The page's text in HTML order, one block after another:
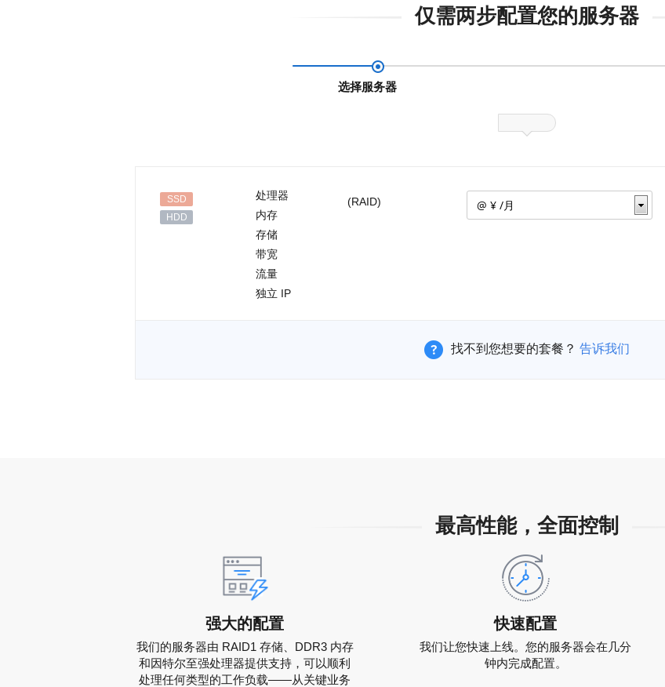
仅需两步配置您的服务器
选择服务器
SSD
HDD
处理器
内存
存储
带宽
流量
独立 IP
(RAID)
找不到您想要的套餐？ 告诉我们
最高性能，全面控制
强大的配置
我们的服务器由 RAID1 存储、DDR3 内存
和因特尔至强处理器提供支持，可以顺利
处理任何类型的工作负载——从关键业务
快速配置
我们让您快速上线。您的服务器会在几分
钟内完成配置。